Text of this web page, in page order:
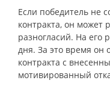
Если победитель не
контракта, он может
разногласий. На его
дня. За это время он
контракта с
мотивированный